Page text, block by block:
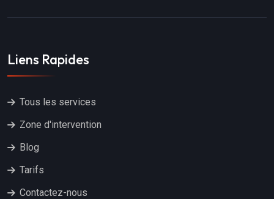
Liens Rapides
Tous les services
Zone d'intervention
Blog
Tarifs
Contactez-nous